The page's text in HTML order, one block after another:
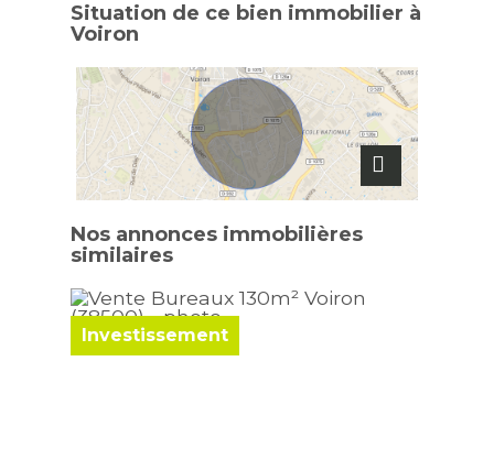
Situation de ce bien immobilier à
Voiron
Nos annonces immobilières
similaires
Investissement